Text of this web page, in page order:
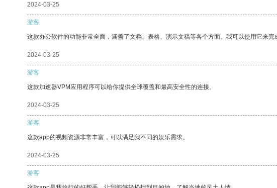
2024-03-25
游客
这款办公软件的功能非常全面，涵盖了文档、表格、演示文稿等各个方面。我可以使用它来完
2024-03-25
游客
这款加速器VPM应用程序可以给你提供全球覆盖和最高安全性的连接。
2024-03-25
游客
这款app的视频资源非常丰富，可以满足我不同的娱乐需求。
2024-03-25
游客